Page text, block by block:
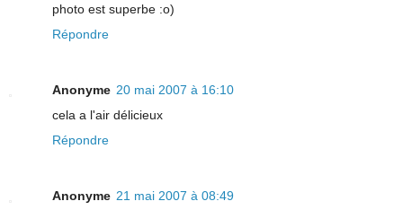
photo est superbe :o)
Répondre
Anonyme 20 mai 2007 à 16:10
cela a l'air délicieux
Répondre
Anonyme 21 mai 2007 à 08:49